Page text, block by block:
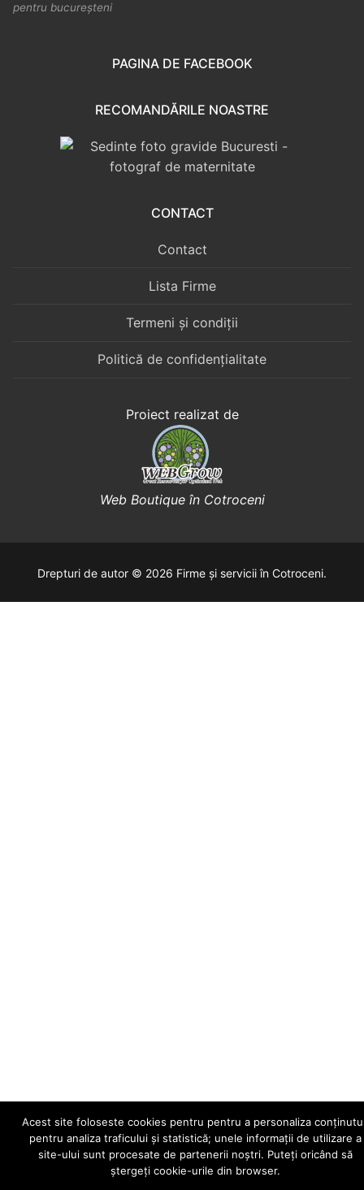
pentru bucureșteni
PAGINA DE FACEBOOK
RECOMANDĂRILE NOASTRE
CONTACT
Contact
Lista Firme
Termeni și condiții
Politică de confidențialitate
Proiect realizat de
Web Boutique în Cotroceni
Drepturi de autor © 2026 Firme și servicii în Cotroceni.
Acest site foloseste cookies pentru pentru a personaliza
pentru analiza traficului și statistică; unele informații de utilizare a
site-ului sunt procesate de partenerii noștri. Puteți oricând să
ștergeți cookie-urile din browser.